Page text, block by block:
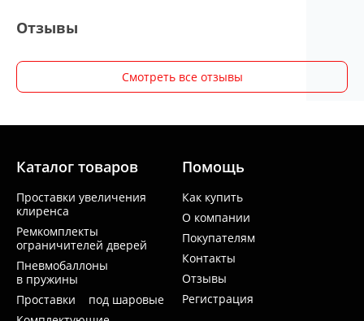
Отзывы
Смотреть все отзывы
Каталог товаров
Проставки увеличения
клиренса
Ремкомплекты
ограничителей дверей
Пневмобаллоны
в пружины
Проставки под шаровые
Помощь
Как купить
О компании
Покупателям
Контакты
Отзывы
Регистрация